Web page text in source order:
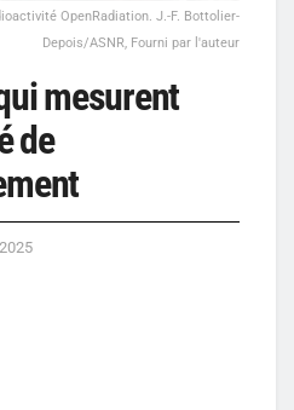
OpenRadiation. J.-F. Bottolier-
Depois/ASNR, Fourni par l'auteur
mesurent
de